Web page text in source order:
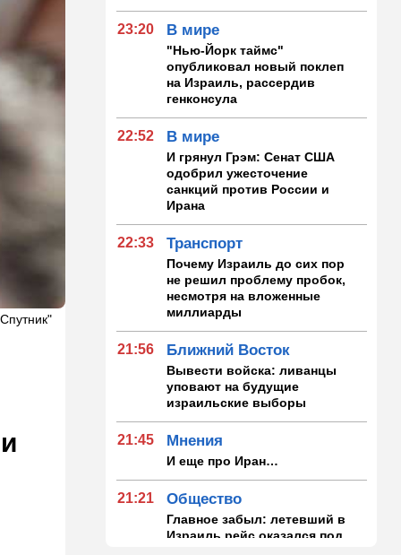
23:20 В мире
"Нью-Йорк таймс"
опубликовал новый поклеп
на Израиль, рассердив
генконсула
22:52 В мире
И грянул Грэм: Сенат США
одобрил ужесточение
санкций против России и
Ирана
22:33 Транспорт
Почему Израиль до сих пор
не решил проблему пробок,
несмотря на вложенные
миллиарды
21:56 Ближний Восток
Вывести войска: ливанцы
уповают на будущие
израильские выборы
21:45 Мнения
И еще про Иран…
21:21 Общество
Главное забыл: летевший в
Израиль рейс оказался под